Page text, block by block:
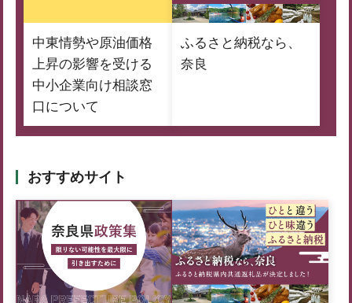
中東情勢や原油価格
上昇の影響を受ける
中小企業向け相談窓
口について
ふるさと納税なら、
奈良
おすすめサイト